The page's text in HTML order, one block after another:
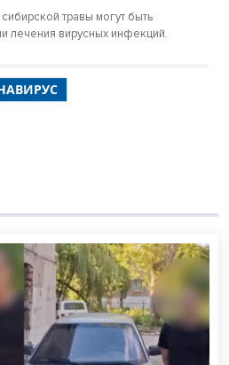
травы могут быть
лечения вирусных инфекций.